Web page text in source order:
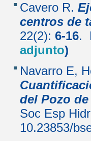
Cavero R.
centros de
22(2): 6-16.
adjunto)
Navarro E,
del Pozo
Soc Esp
10.23853/